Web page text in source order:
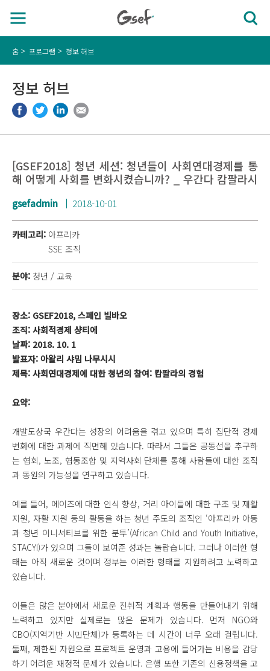
홈 프로그램 정보 허브
정보 허브
[GSEF2018] 청년 세션: 청년들이 사회연대경제를 통
해 어떻게 사회를 변화시켰습니까? _ 우간다 캄팔라시
gsefadmin 2018-10-01
카테고리: 아프리카
SSE 조직
분야: 청년 / 교육
장소: GSEF2018, 스페인 빌바오
조직: 사회적경제 샹티에
날짜: 2018. 10. 1
발표자: 아왈리 샤밈 나무시시
제목: 사회연대경제에 대한 청년의 참여: 캄팔라의 경험
요약:
개발도상국 우간다는 성장의 어려움을 겪고 있으며 특히 집단적 경제
변화에 대한 과제에 직면해 있습니다. 따라서 그들은 공동선을 추구하
는 협회, 노조, 협동조합 및 지역사회 단체를 통해 사람들에 대한 조직
과 동원의 가능성을 연구하고 있습니다.
예를 들어, 에이즈에 대한 인식 향상, 거리 아이들에 대한 구조 및 재활
지원, 자활 지원 등의 활동을 하는 청년 주도의 조직인 ‘아프리카 아동
과 청년 이니셔티브를 위한 분투’(African Child and Youth Initiative,
STACYI)가 있으며 그들이 보여준 성과는 놀랍습니다. 그러나 이러한 형
태는 아직 새로운 것이며 정부는 이러한 형태를 지원하려고 노력하고
있습니다.
이들은 많은 분야에서 새로운 진취적 계획과 행동을 만들어내기 위해
노력하고 있지만 실제로는 많은 문제가 있습니다. 먼저 NGO와
CBO(지역기반 시민단체)가 등록하는 데 시간이 너무 오래 걸립니다.
둘째, 제한된 자원으로 프로젝트 운영과 고용에 들어가는 비용을 감당
하기 어려운 재정적 문제가 있습니다. 은행 또한 기존의 신용정책을 고